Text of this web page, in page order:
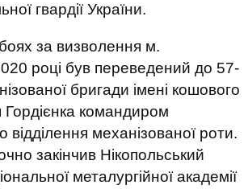
гвардії України.
за визволення м.
році був переведений до 57-
бригади імені кошового
командиром
відділення механізованої роти.
закінчив Нікопольський
металургійної академії